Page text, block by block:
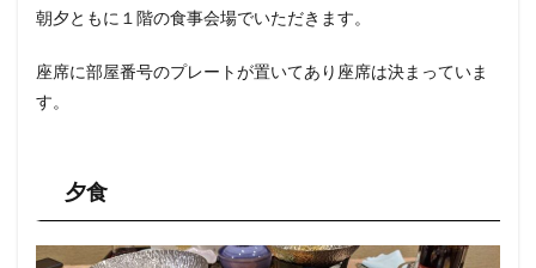
朝夕ともに１階の食事会場でいただきます。
座席に部屋番号のプレートが置いてあり座席は決まっていま
す。
夕食